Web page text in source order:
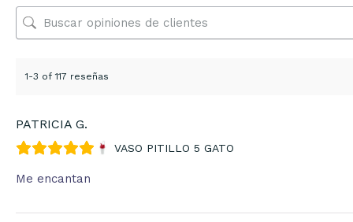
1-3 of 117 reseñas
PATRICIA G.
VASO PITILLO 5 GATO
Me encantan